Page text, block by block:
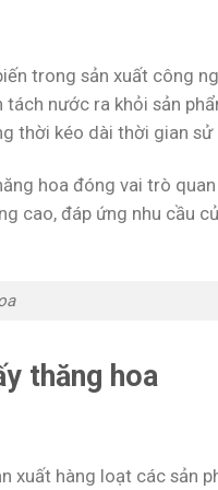
trong sản xuất công
nước ra khỏi sản
thời kéo dài thời gian sử
hoa đóng vai trò
cao, đáp ứng nhu cầu
thăng hoa
xuất hàng loạt các sản